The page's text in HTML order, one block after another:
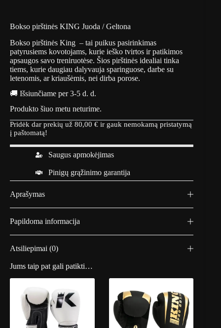
Bokso pirštinės KING Juoda / Geltona
Bokso pirštinės King – tai puikus pasirinkimas
patyrusiems kovotojams, kurie ieško tvirtos ir patikimos
apsaugos savo treniruotėse. Šios pirštinės idealiai tinka
tiems, kurie daugiau dalyvauja sparinguose, darbe su
letenomis, ar kriaušėmis, nei dirba porose.
🚚 Išsiunčiame per 3-5 d. d.
Produkto šiuo metu neturime.
Pridėk dar prekių už 80,00 € ir gauk nemokamą pristatymą
į paštomatą!
Saugus apmokėjimas
Pinigų grąžinimo garantija
Aprašymas
Papildoma informacija
Atsiliepimai (0)
Jums taip pat gali patikti…